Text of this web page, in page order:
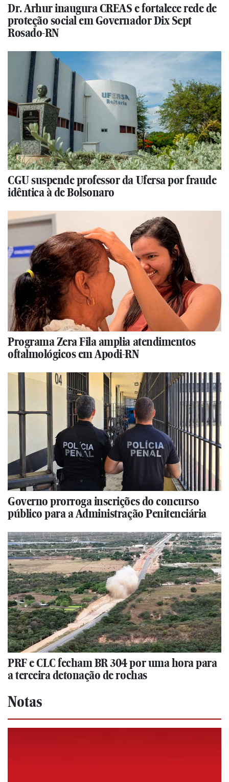
Dr. Arhur inaugura CREAS e fortalece rede de
proteção social em Governador Dix Sept
Rosado-RN
CGU suspende professor da Ufersa por fraude
idêntica à de Bolsonaro
Programa Zera Fila amplia atendimentos
oftalmológicos em Apodi-RN
Governo prorroga inscrições do concurso
público para a Administração Penitenciária
PRF e CLC fecham BR 304 por uma hora para
a terceira detonação de rochas
Notas